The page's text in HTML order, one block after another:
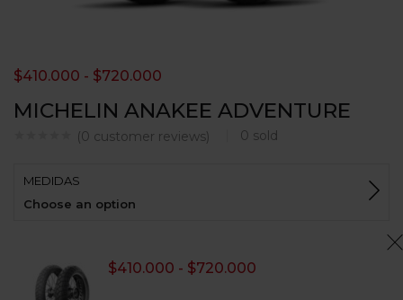
MICHELIN ANAKEE ADVENTURE
(0 customer reviews) 0 sold
$410.000 - $720.000
MEDIDAS
Choose an option
$410.000 - $720.000